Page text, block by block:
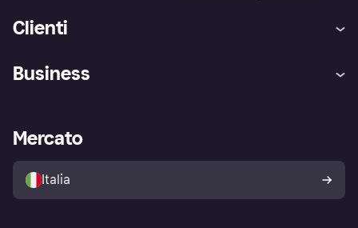
Clienti
Esplora i negozi
Politica di protezione
dell'acquirente Klarna
Business
Accesso aziende
Mercato
Italia